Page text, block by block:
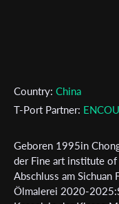
Country: China
T-Port Partner:
Geboren 1995in
der Fine art institute
Abschluss am Sichuan
Ölmalerei 2020-
Last Name